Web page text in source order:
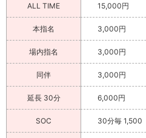
ALL TIME 15,000円
本指名 3,000円
場内指名 3,000円
同伴 3,000円
延長 30分 6,000円
SOC 30分毎 1,500